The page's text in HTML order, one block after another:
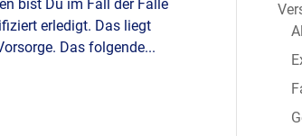
bist Du im Fall der Fälle
erledigt. Das liegt
Das folgende...